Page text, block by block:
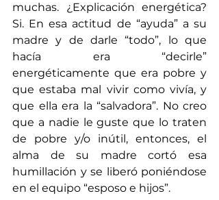
muchas. ¿Explicación energética?
Si. En esa actitud de “ayuda” a su
madre y de darle “todo”, lo que
hacía era “decirle”
energéticamente que era pobre y
que estaba mal vivir como vivía, y
que ella era la “salvadora”. No creo
que a nadie le guste que lo traten
de pobre y/o inútil, entonces, el
alma de su madre cortó esa
humillación y se liberó poniéndose
en el equipo “esposo e hijos”.